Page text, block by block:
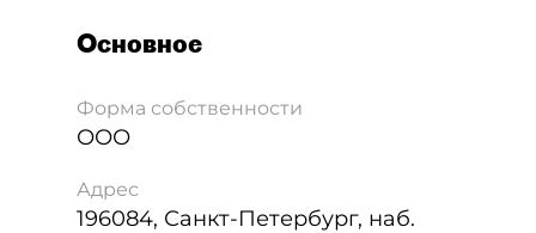
Основное
Форма собственности
ООО
Адрес
196084, Санкт-Петербург, наб.